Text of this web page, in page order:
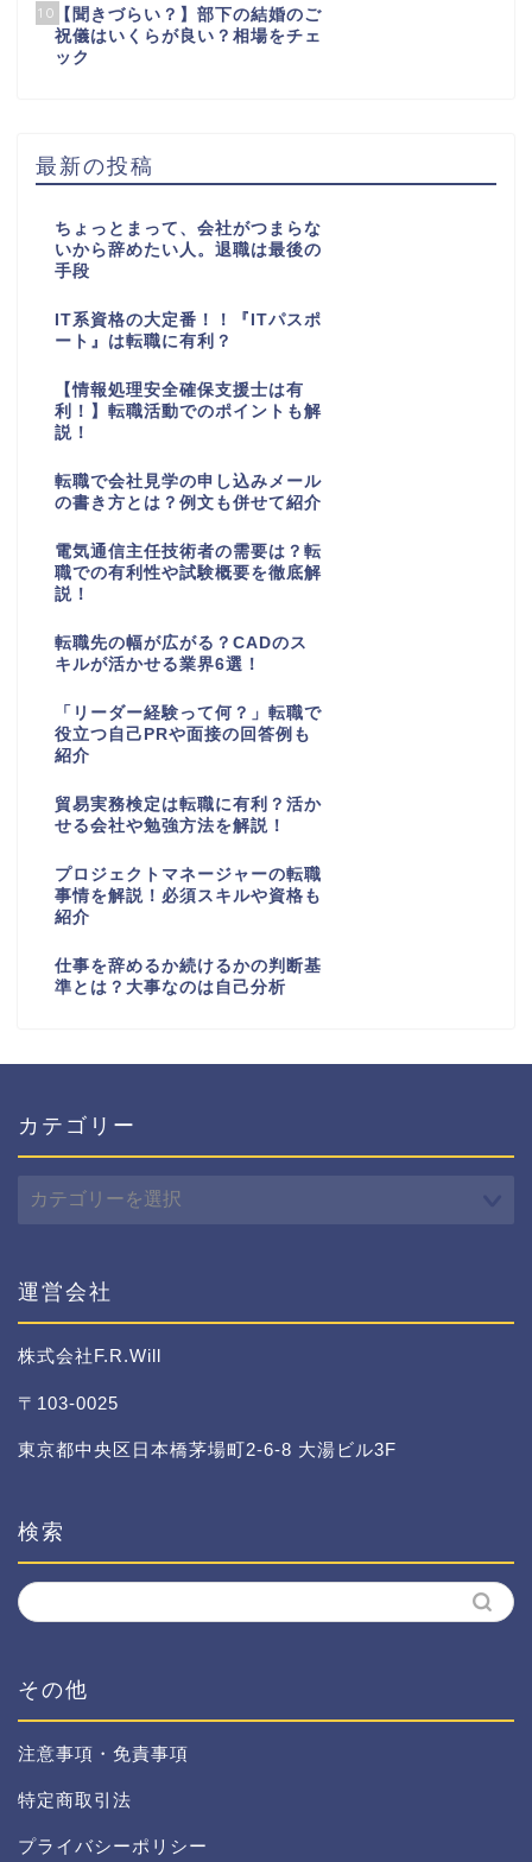
10 【聞きづらい？】部下の結婚のご
祝儀はいくらが良い？相場をチェ
ック
最新の投稿
ちょっとまって、会社がつまらな
いから辞めたい人。退職は最後の
手段
IT系資格の大定番！！『ITパスポ
ート』は転職に有利？
【情報処理安全確保支援士は有
利！】転職活動でのポイントも解
説！
転職で会社見学の申し込みメール
の書き方とは？例文も併せて紹介
電気通信主任技術者の需要は？転
職での有利性や試験概要を徹底解
説！
転職先の幅が広がる？CADのス
キルが活かせる業界6選！
「リーダー経験って何？」転職で
役立つ自己PRや面接の回答例も
紹介
貿易実務検定は転職に有利？活か
せる会社や勉強方法を解説！
プロジェクトマネージャーの転職
事情を解説！必須スキルや資格も
紹介
仕事を辞めるか続けるかの判断基
準とは？大事なのは自己分析
カテゴリー
テ
ー
運営会社
株式会社F.R.Will
〒103-0025
東京都中央区日本橋茅場町2-6-8 大湯ビル3F
検索
その他
注意事項・免責事項
特定商取引法
プライバシーポリシー